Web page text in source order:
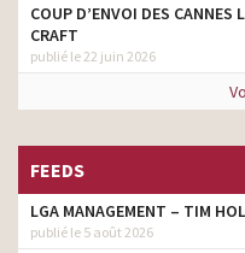
COUP D’ENVOI DES
CRAFT
publié le 22 juin 2026
FEEDS
LGA MANAGEMENT – TIM
publié le 5 août 2026